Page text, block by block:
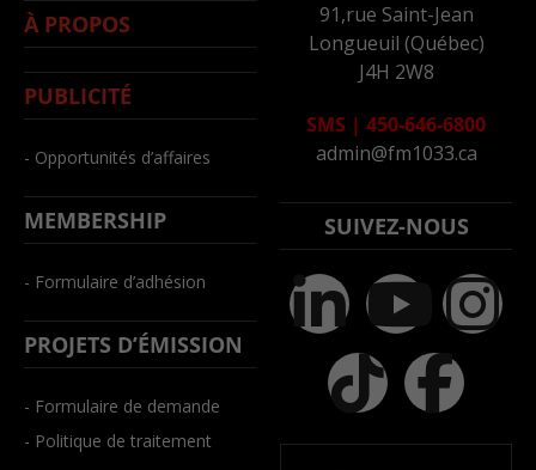
À PROPOS
PUBLICITÉ
- Opportunités d’affaires
MEMBERSHIP
- Formulaire d’adhésion
PROJETS D’ÉMISSION
- Formulaire de demande
- Politique de traitement
91,rue Saint-Jean
Longueuil (Québec)
J4H 2W8
SMS | 450-646-6800
admin@fm1033.ca
SUIVEZ-NOUS